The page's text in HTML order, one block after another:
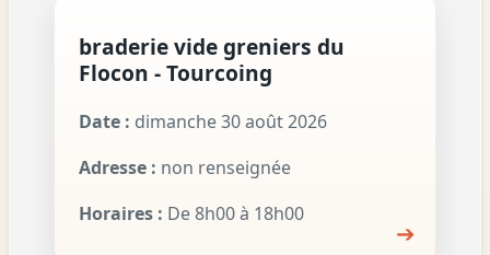
braderie vide greniers du
Flocon - Tourcoing
Date : dimanche 30 août 2026
Adresse : non renseignée
Horaires : De 8h00 à 18h00
➔